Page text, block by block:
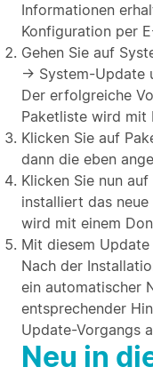
Informationen
Konfiguration per
Gehen Sie auf
→ System-Update
Der erfolgreiche
Paketliste wird mit
Klicken Sie auf
dann die eben
Klicken Sie nun
installiert das
wird mit einem
Mit diesem
Nach der
ein automatischer
entsprechender
Update-Vorgangs
Neu in